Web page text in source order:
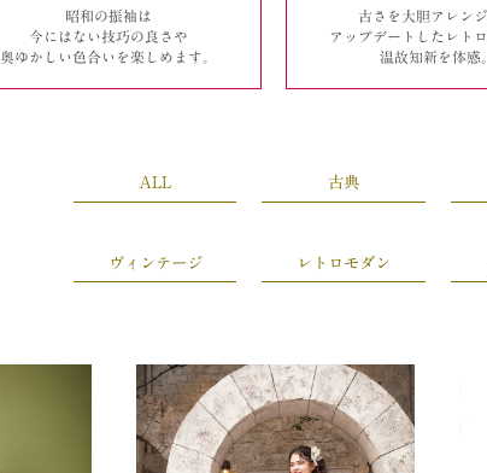
昭和の振袖は
今にはない技巧の良さや
奥ゆかしい色合いを楽しめます。
古さを大胆アレン
アップデートしたレトロ
温故知新を体感
ALL 古典
ヴィンテージ レトロモダン